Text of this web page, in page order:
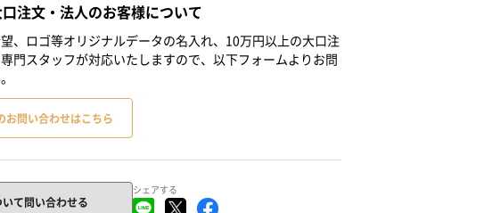
注文・法人のお客様について
、ロゴ等オリジナルデータの名入れ、10万円以上の大口注
門スタッフが対応いたしますので、以下フォームよりお問
お問い合わせはこちら
て問い合わせる
シェアする